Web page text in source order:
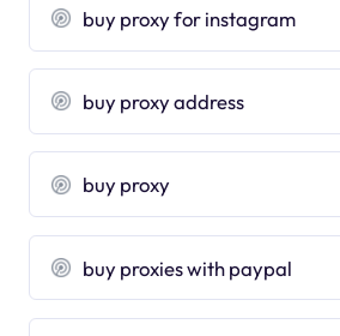
buy proxy for instagram
buy proxy address
buy proxy
buy proxies with paypal